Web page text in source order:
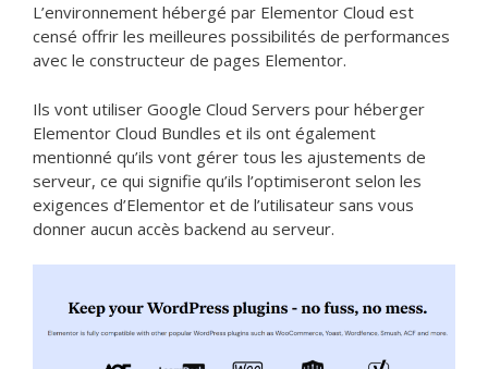
L’environnement hébergé par Elementor Cloud est
censé offrir les meilleures possibilités de performances
avec le constructeur de pages Elementor.
Ils vont utiliser Google Cloud Servers pour héberger
Elementor Cloud Bundles et ils ont également
mentionné qu’ils vont gérer tous les ajustements de
serveur, ce qui signifie qu’ils l’optimiseront selon les
exigences d’Elementor et de l’utilisateur sans vous
donner aucun accès backend au serveur.